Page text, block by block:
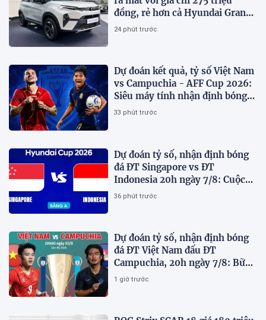
đồng, rẻ hơn cả Hyundai Grand
i10 và Kia Morning
24 phút trước
Dự đoán kết quả, tỷ số Việt Nam
vs Campuchia - AFF Cup 2026:
Siêu máy tính nhận định bóng
đá hôm nay
33 phút trước
Dự đoán tỷ số, nhận định bóng
đá ĐT Singapore vs ĐT
Indonesia 20h ngày 7/8: Cuộc
chiến sống còn
36 phút trước
Dự đoán tỷ số, nhận định bóng
đá ĐT Việt Nam đấu ĐT
Campuchia, 20h ngày 7/8: Bữa
tiệc bàn thắng tại Mỹ Đình
1 giờ trước